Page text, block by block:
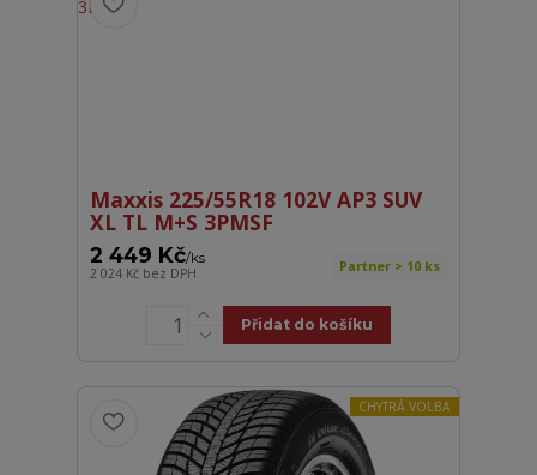
Maxxis 225/55R18 102V AP3 SUV
XL TL M+S 3PMSF
2 449 Kč/ks
2 024 Kč bez DPH Partner > 10 ks
Přidat do košíku
CHYTRÁ VOLBA